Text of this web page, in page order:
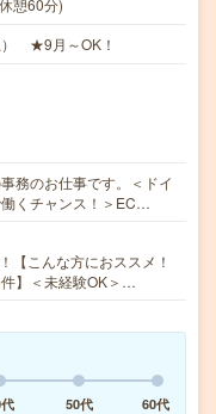
憩60分)
） ★9月～OK！
務のお仕事です。＜ドイ
くチャンス！＞EC…
【こんな方におススメ！
】＜未経験OK＞…
50代
60代